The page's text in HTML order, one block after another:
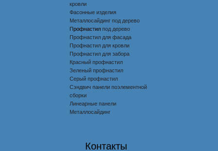
кровли
Фасонные изделия
Металлосайдинг под дерево
Профнастил под дерево
Профнастил
Профнастил для фасада
Профнастил для кровли
Профнастил для забора
Красный профнастил
Зеленый профнастил
Серый профнастил
Сэндвич панели поэлементной
сборки
Линеарные панели
Металлосайдинг
Контакты